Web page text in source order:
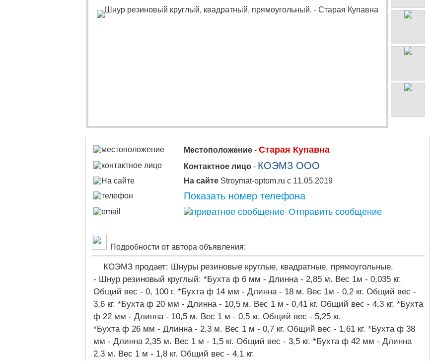
Местоположение - Старая Купавна
Контактное лицо - КОЭМЗ ООО
На сайте Stroymat-optom.ru с 11.05.2019
Показать номер телефона
Отправить сообщение
Подробности от автора объявления:
КОЭМЗ продает: Шнуры резиновые круглые, квадратные, прямоугольные.
- Шнур резиновый круглый: *Бухта ф 6 мм - Длинна - 2,85 м. Вес 1м - 0,035 кг.
Общий вес - 0, 100 г. *Бухта ф 14 мм - Длинна - 18 м. Вес 1м - 0,2 кг. Общий вес -
3,6 кг. *Бухта ф 20 мм - Длинна - 10,5 м. Вес 1 м - 0,41 кг. Общий вес - 4,3 кг. *Бухта
ф 22 мм - Длинна - 10,5 м. Вес 1 м - 0,5 кг. Общий вес - 5,25 кг.
*Бухта ф 26 мм - Длинна - 2,3 м. Вес 1 м - 0,7 кг. Общий вес - 1,61 кг. *Бухта ф 38
мм - Длинна 2,35 м. Вес 1 м - 1,5 кг. Общий вес - 3,5 кг. *Бухта ф 42 мм - Длинна
2,3 м. Вес 1 м - 1,8 кг. Общий вес - 4,1 кг.